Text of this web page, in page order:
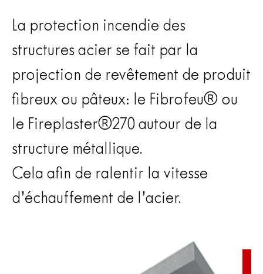
La protection incendie des
structures acier se fait par la
projection de revêtement de produit
fibreux ou pâteux: le Fibrofeu® ou
le Fireplaster®270 autour de la
structure métallique.
Cela afin de ralentir la vitesse
d’échauffement de l’acier.